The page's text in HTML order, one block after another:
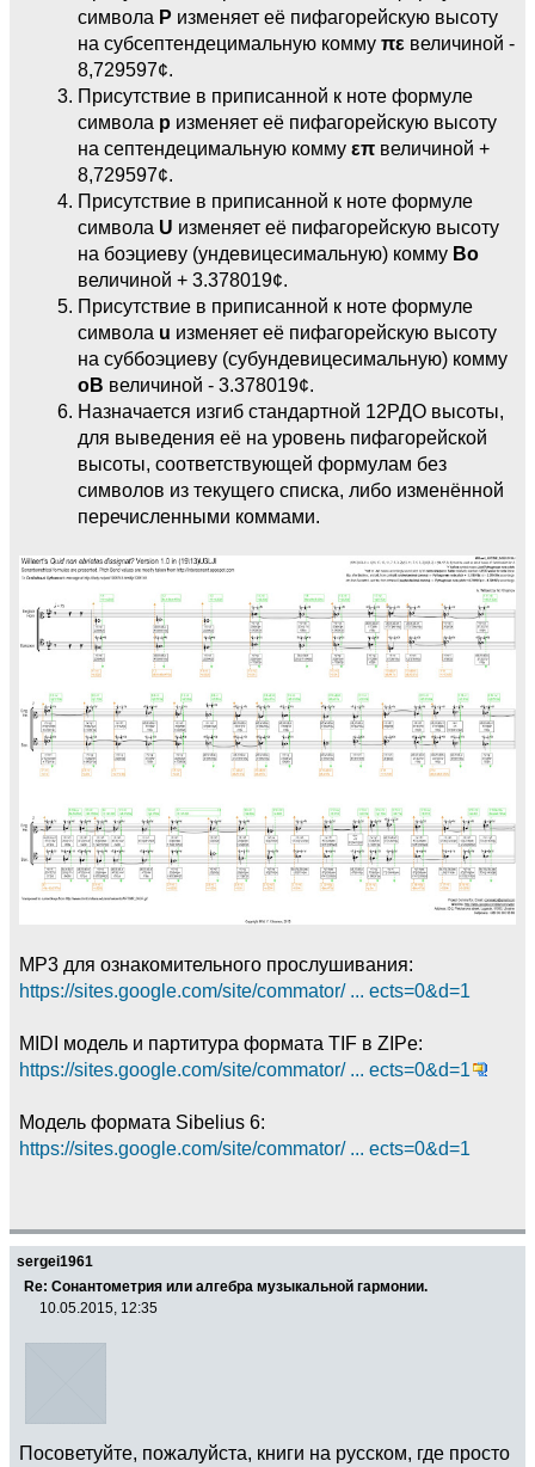
символа P изменяет её пифагорейскую высоту
на субсептендецимальную комму πεвеличиной -
8,729597¢.
Присутствие в приписанной к ноте формуле
символа p изменяет её пифагорейскую высоту
на септендецимальную комму επвеличиной +
8,729597¢.
Присутствие в приписанной к ноте формуле
символа U изменяет её пифагорейскую высоту
на боэциеву (ундевицесимальную) комму Βο
величиной + 3.378019¢.
Присутствие в приписанной к ноте формуле
символа u изменяет её пифагорейскую высоту
на суббоэциеву (субундевицесимальную) комму
οΒ величиной - 3.378019¢.
Назначается изгиб стандартной 12РДО высоты,
для выведения её на уровень пифагорейской
высоты, соответствующей формулам без
символов из текущего списка, либо изменённой
перечисленными коммами.
MP3 для ознакомительного прослушивания:
https://sites.google.com/site/commator/ ... ects=0&d=1
MIDI модель и партитура формата TIF в ZIPе:
https://sites.google.com/site/commator/ ... ects=0&d=1
Модель формата Sibelius 6:
https://sites.google.com/site/commator/ ... ects=0&d=1
sergei1961
Re: Сонантометрия или алгебра музыкальной гармонии.
10.05.2015, 12:35
Посоветуйте, пожалуйста, книги на русском, где просто